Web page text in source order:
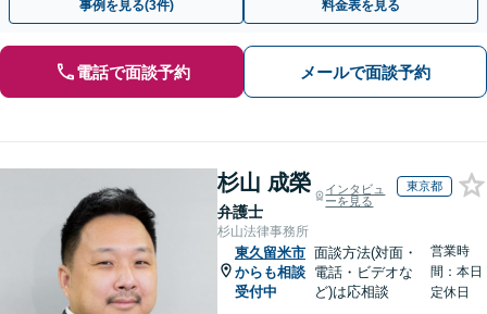
事例を見る(3件) 料金表を見る
電話で面談予約 メールで面談予約
杉山 成榮
弁護士
インタビュ
ーを見る
東京都
杉山法律事務所
東久留米市
からも相談
受付中
面談方法(対面・
電話・ビデオな
ど)は応相談
営業時
間：本日
定休日